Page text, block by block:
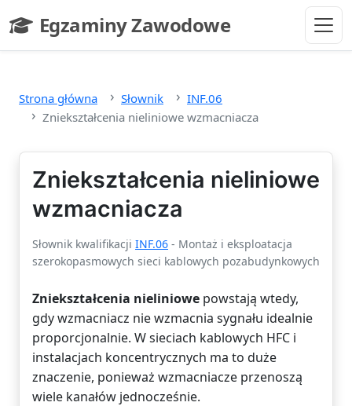
Egzaminy Zawodowe
- strona główna
Strona główna Słownik
INF.06
Zniekształcenia nieliniowe wzmacniacza
Zniekształcenia nieliniowe
wzmacniacza
Słownik kwalifikacji INF.06 - Montaż i eksploatacja
szerokopasmowych sieci kablowych pozabudynkowych
Zniekształcenia nieliniowe powstają wtedy,
gdy wzmacniacz nie wzmacnia sygnału idealnie
proporcjonalnie. W sieciach kablowych HFC i
instalacjach koncentrycznych ma to duże
znaczenie, ponieważ wzmacniacze przenoszą
wiele kanałów jednocześnie.